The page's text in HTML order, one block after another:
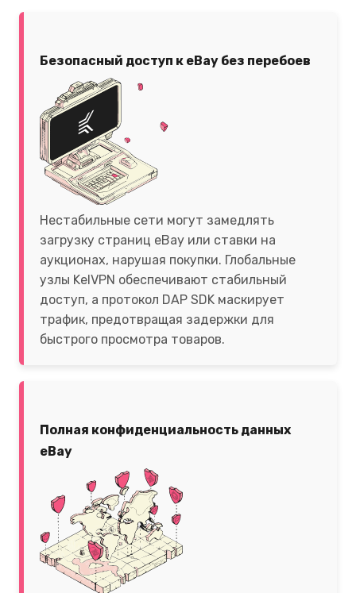
Безопасный доступ к eBay без перебоев
Нестабильные сети могут замедлять
загрузку страниц eBay или ставки на
аукционах, нарушая покупки. Глобальные
узлы KelVPN обеспечивают стабильный
доступ, а протокол DAP SDK маскирует
трафик, предотвращая задержки для
быстрого просмотра товаров.
Полная конфиденциальность данных
eBay